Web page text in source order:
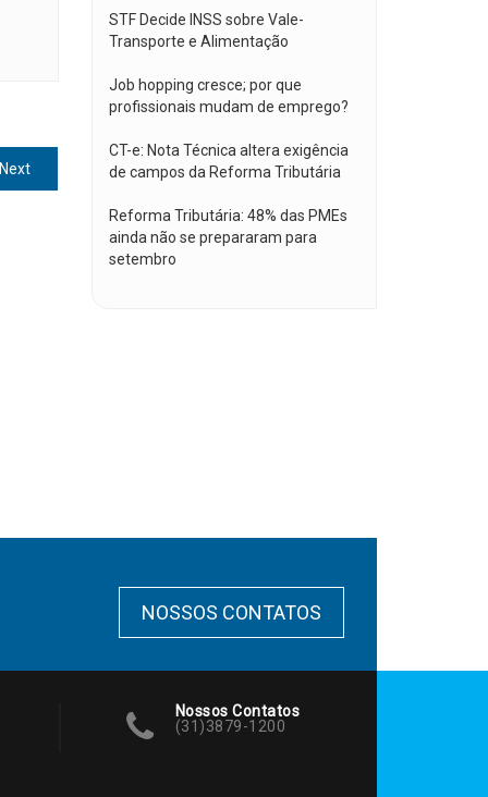
NextNext
post:
STF Decide INSS sobre Vale-
Transporte e Alimentação
Job hopping cresce; por que
profissionais mudam de emprego?
CT-e: Nota Técnica altera exigência
de campos da Reforma Tributária
Reforma Tributária: 48% das PMEs
ainda não se prepararam para
setembro
NOSSOS CONTATOS
Nossos Contatos
(31)3879-1200